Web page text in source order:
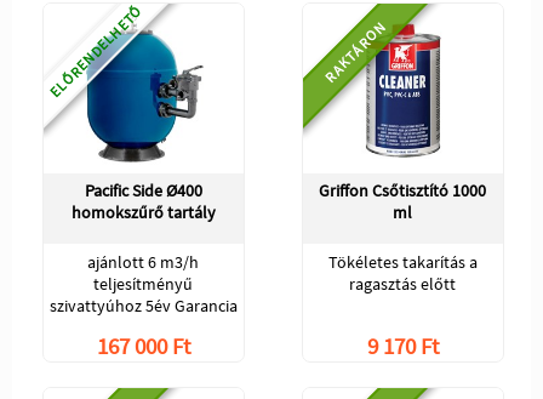
ELŐRENDELHETŐ
Pacific Side Ø400
homokszűrő tartály
ajánlott 6 m3/h
teljesítményű
szivattyúhoz 5év Garancia
167 000 Ft
RAKTÁRON
Griffon Csőtisztító 1000
ml
Tökéletes takarítás a
ragasztás előtt
9 170 Ft